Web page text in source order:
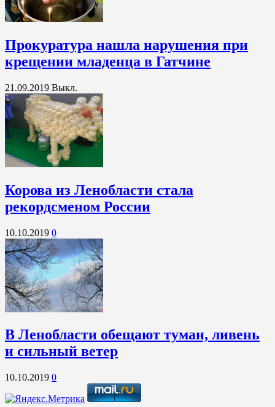
Прокуратура нашла нарушения при
крещении младенца в Гатчине
21.09.2019 Выкл.
Корова из Ленобласти стала
рекордсменом России
10.10.2019 0
В Ленобласти обещают туман, ливень
и сильный ветер
10.10.2019 0